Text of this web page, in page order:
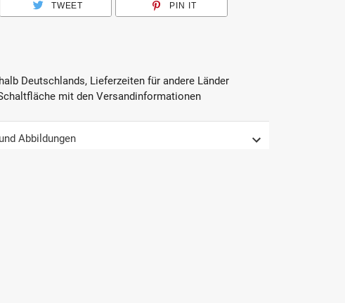
TWEET PIN IT
Deutschlands, Lieferzeiten für andere Länder
mit den Versandinformationen
Abbildungen